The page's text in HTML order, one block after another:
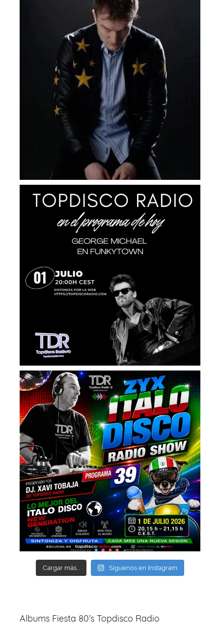
Cargar más... Síguenos en Instagram
Albums Fiesta 80’s Topdisco Radio